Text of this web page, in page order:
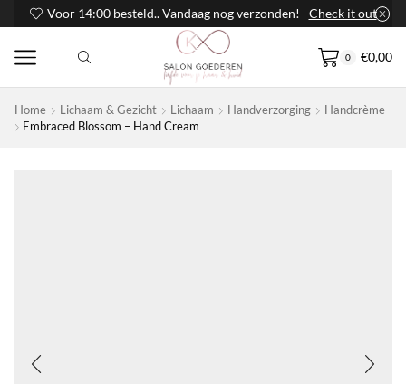
Voor 14:00 besteld.. Vandaag nog verzonden! Check it out
0 €0,00
Home Lichaam & Gezicht Lichaam Handverzorging
Handcrème
Embraced Blossom – Hand Cream